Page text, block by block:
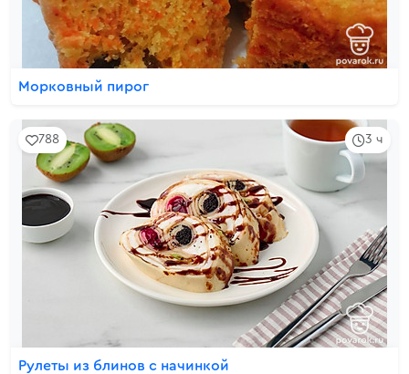
Морковный пирог
3 ч
788
Рулеты из блинов с начинкой